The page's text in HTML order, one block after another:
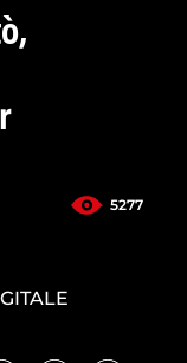
5277